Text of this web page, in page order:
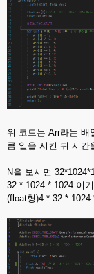
위 코드는 Arr라는 배
큼 일을 시킨 뒤 시간
N을 보시면
32 * 1024 * 1024 이
(float형)4 * 32 *